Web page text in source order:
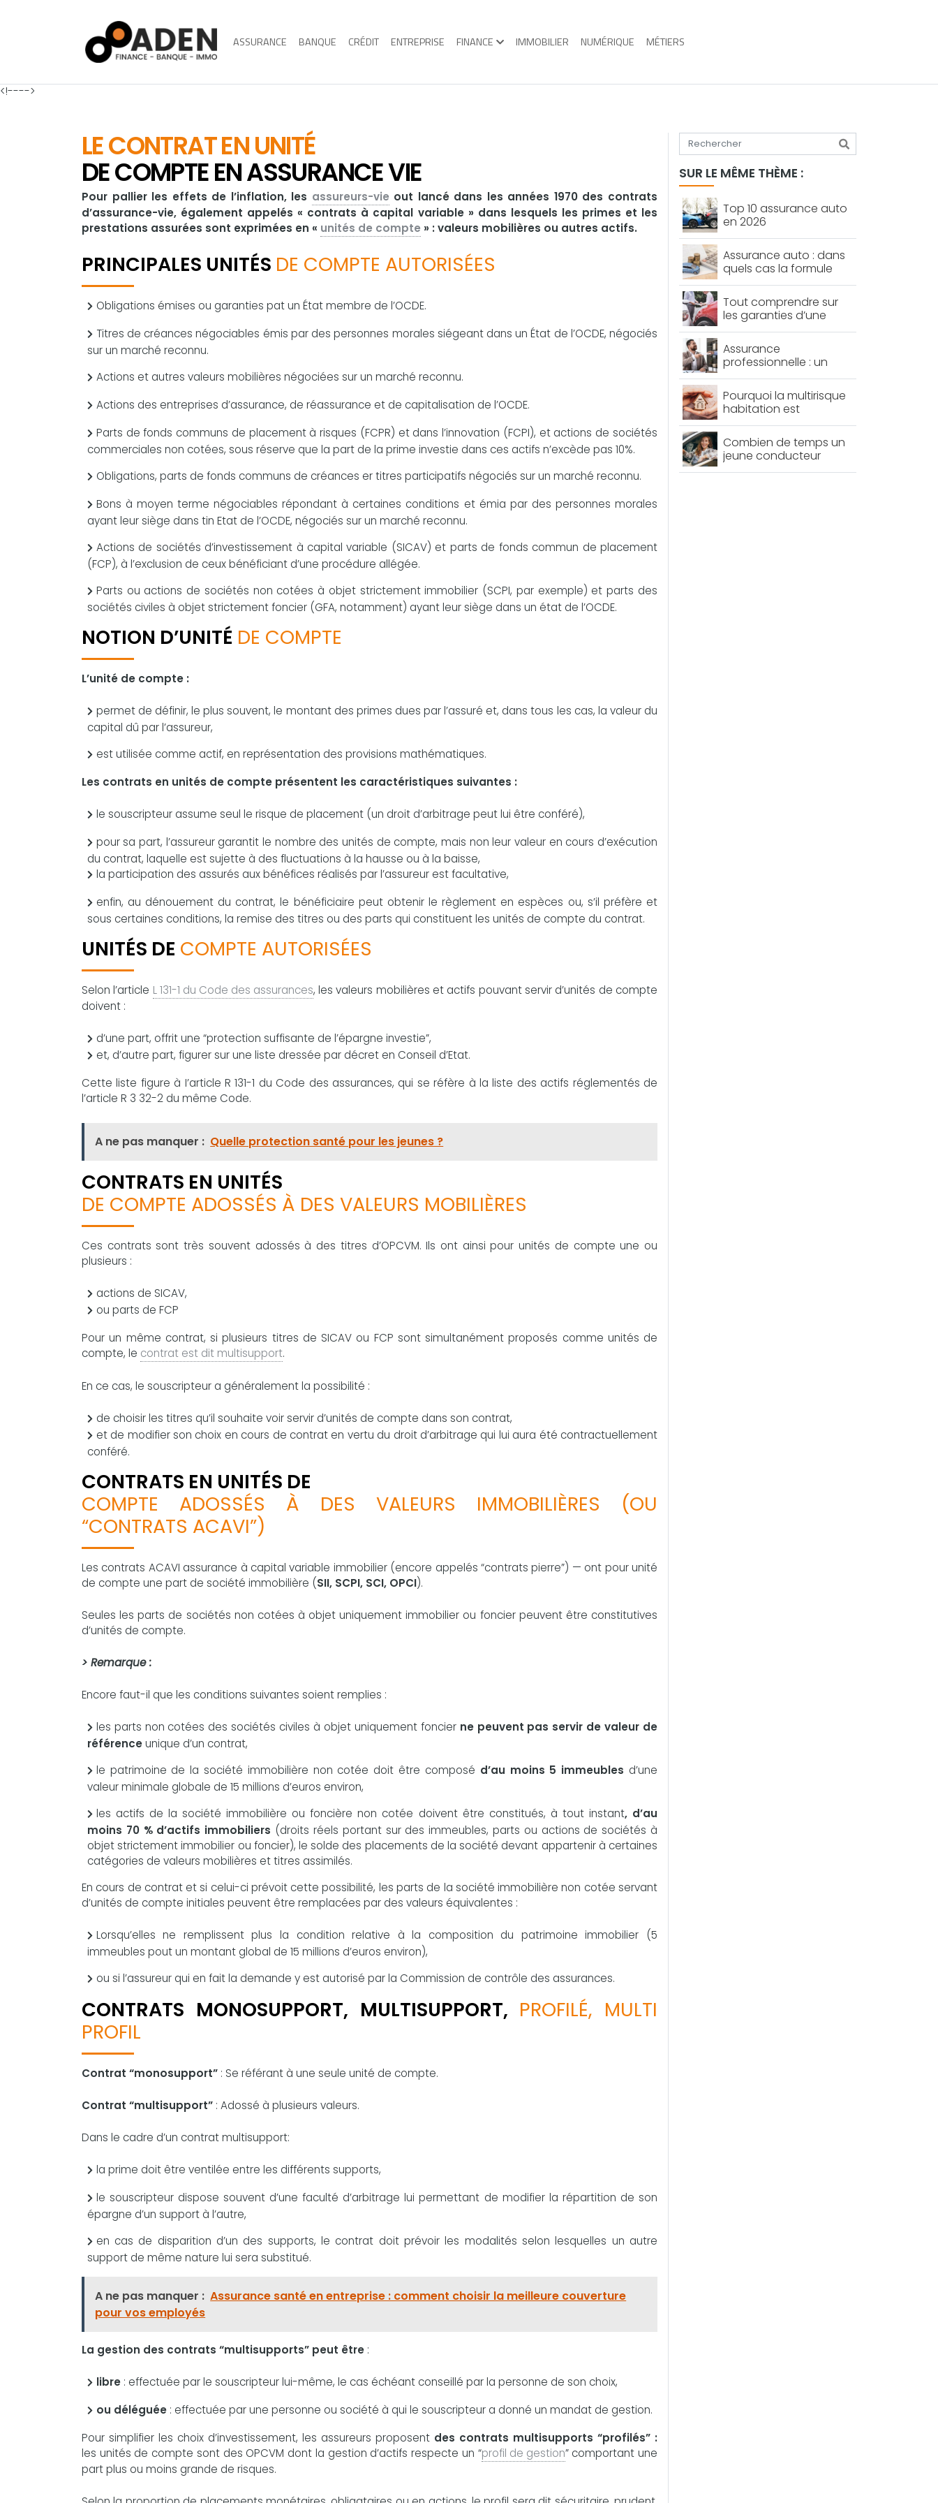
<!---->
ASSURANCE BANQUE CRÉDIT ENTREPRISE FINANCE IMMOBILIER NUMÉRIQUE MÉTIERS
LE CONTRAT EN UNITÉ
DE COMPTE EN ASSURANCE VIE
Pour pallier les effets de l’inflation, les assureurs-vie out lancé dans les années 1970 des contrats
d’assurance-vie, également appelés « contrats à capital variable » dans lesquels les primes et les
prestations assurées sont exprimées en « unités de compte » : valeurs mobilières ou autres actifs.
PRINCIPALES UNITÉS DE COMPTE AUTORISÉES
Obligations émises ou garanties pat un État membre de l’OCDE.
Titres de créances négociables émis par des personnes morales siégeant dans un État de l’OCDE, négociés
sur un marché reconnu.
Actions et autres valeurs mobilières négociées sur un marché reconnu.
Actions des entreprises d’assurance, de réassurance et de capitalisation de l’OCDE.
Parts de fonds communs de placement à risques (FCPR) et dans l’innovation (FCPI), et actions de sociétés
commerciales non cotées, sous réserve que la part de la prime investie dans ces actifs n’excède pas 10%.
Obligations, parts de fonds communs de créances er titres participatifs négociés sur un marché reconnu.
Bons à moyen terme négociables répondant à certaines conditions et émia par des personnes morales
ayant leur siège dans tin Etat de l’OCDE, négociés sur un marché reconnu.
Actions de sociétés d’investissement à capital variable (SICAV) et parts de fonds commun de placement
(FCP), à l’exclusion de ceux bénéficiant d’une procédure allégée.
Parts ou actions de sociétés non cotées à objet strictement immobilier (SCPI, par exemple) et parts des
sociétés civiles à objet strictement foncier (GFA, notamment) ayant leur siège dans un état de l’OCDE.
NOTION D’UNITÉ DE COMPTE
L’unité de compte :
permet de définir, le plus souvent, le montant des primes dues par l’assuré et, dans tous les cas, la valeur du
capital dû par l’assureur,
est utilisée comme actif, en représentation des provisions mathématiques.
Les contrats en unités de compte présentent les caractéristiques suivantes :
le souscripteur assume seul le risque de placement (un droit d’arbitrage peut lui être conféré),
pour sa part, l’assureur garantit le nombre des unités de compte, mais non leur valeur en cours d’exécution
du contrat, laquelle est sujette à des fluctuations à la hausse ou à la baisse,
la participation des assurés aux bénéfices réalisés par l’assureur est facultative,
enfin, au dénouement du contrat, le bénéficiaire peut obtenir le règlement en espèces ou, s’il préfère et
sous certaines conditions, la remise des titres ou des parts qui constituent les unités de compte du contrat.
UNITÉS DE COMPTE AUTORISÉES
Selon l’article L 131-1 du Code des assurances, les valeurs mobilières et actifs pouvant servir d’unités de compte
doivent :
d’une part, offrit une “protection suffisante de l’épargne investie”,
et, d’autre part, figurer sur une liste dressée par décret en Conseil d’Etat.
Cette liste figure à I’article R 131-1 du Code des assurances, qui se réfère à la liste des actifs réglementés de
l’article R 3 32-2 du même Code.
A ne pas manquer : Quelle protection santé pour les jeunes ?
CONTRATS EN UNITÉS
DE COMPTE ADOSSÉS À DES VALEURS MOBILIÈRES
Ces contrats sont très souvent adossés à des titres d’OPCVM. Ils ont ainsi pour unités de compte une ou
plusieurs :
actions de SICAV,
ou parts de FCP
Pour un même contrat, si plusieurs titres de SICAV ou FCP sont simultanément proposés comme unités de
compte, le contrat est dit multisupport.
En ce cas, le souscripteur a généralement la possibilité :
de choisir les titres qu’il souhaite voir servir d’unités de compte dans son contrat,
et de modifier son choix en cours de contrat en vertu du droit d’arbitrage qui lui aura été contractuellement
conféré.
CONTRATS EN UNITÉS DE
COMPTE ADOSSÉS À DES VALEURS IMMOBILIÈRES (OU
“CONTRATS ACAVI”)
Les contrats ACAVI assurance à capital variable immobilier (encore appelés “contrats pierre”) — ont pour unité
de compte une part de société immobilière (SII, SCPI, SCI, OPCI).
Seules les parts de sociétés non cotées à objet uniquement immobilier ou foncier peuvent être constitutives
d’unités de compte.
> Remarque :
Encore faut-il que les conditions suivantes soient remplies :
les parts non cotées des sociétés civiles à objet uniquement foncier ne peuvent pas servir de valeur de
référenceunique d’un contrat,
le patrimoine de la société immobilière non cotée doit être composé d’au moins 5 immeubles d’une
valeur minimale globale de 15 millions d’euros environ,
les actifs de la société immobilière ou foncière non cotée doivent être constitués, à tout instant, d’au
moins 70 % d’actifs immobiliers (droits réels portant sur des immeubles, parts ou actions de sociétés à
objet strictement immobilier ou foncier), le solde des placements de la société devant appartenir à certaines
catégories de valeurs mobilières et titres assimilés.
En cours de contrat et si celui-ci prévoit cette possibilité, les parts de la société immobilière non cotée servant
d’unités de compte initiales peuvent être remplacées par des valeurs équivalentes :
Lorsqu’elles ne remplissent plus la condition relative à la composition du patrimoine immobilier (5
immeubles pout un montant global de 15 millions d’euros environ),
ou si l’assureur qui en fait la demande y est autorisé par la Commission de contrôle des assurances.
CONTRATS MONOSUPPORT, MULTISUPPORT, PROFILÉ, MULTI
PROFIL
Contrat “monosupport” : Se référant à une seule unité de compte.
Contrat “multisupport” : Adossé à plusieurs valeurs.
Dans le cadre d’un contrat multisupport:
la prime doit être ventilée entre les différents supports,
le souscripteur dispose souvent d’une faculté d’arbitrage lui permettant de modifier la répartition de son
épargne d’un support à l’autre,
en cas de disparition d’un des supports, le contrat doit prévoir les modalités selon lesquelles un autre
support de même nature lui sera substitué.
A ne pas manquer : Assurance santé en entreprise : comment choisir la meilleure couverture
pour vos employés
La gestion des contrats “multisupports” peut être :
libre: effectuée par le souscripteur lui-même, le cas échéant conseillé par la personne de son choix,
ou déléguée: effectuée par une personne ou société à qui le souscripteur a donné un mandat de gestion.
Pour simplifier les choix d’investissement, les assureurs proposent des contrats multisupports “profilés” :
les unités de compte sont des OPCVM dont la gestion d’actifs respecte un “profil de gestion” comportant une
part plus ou moins grande de risques.
Tapez votre recherche
SUR LE MÊME THÈME :
Top 10 assurance auto
en 2026
Assurance auto : dans
quels cas la formule
« tiers plus » est-elle
vraiment intéressante ?
Tout comprendre sur
les garanties d’une
assurance auto
Assurance
professionnelle : un
choix essentiel pour
protéger votre activité
Pourquoi la multirisque
habitation est
importante ?
Combien de temps un
jeune conducteur
paie-t-il une assurance